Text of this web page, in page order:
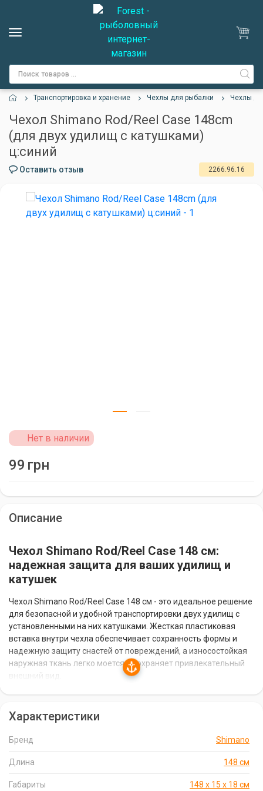
Транспортировка и хранение Чехлы для рыбалки Чехлы
Чехол Shimano Rod/Reel Case 148cm
(для двух удилищ с катушками)
ц:синий
Оставить отзыв 2266.96.16
Нет в наличии
99 грн
Описание
Чехол Shimano Rod/Reel Case 148 см:
надежная защита для ваших удилищ и
катушек
Чехол Shimano Rod/Reel Case 148 см - это идеальное решение
для безопасной и удобной транспортировки двух удилищ с
установленными на них катушками. Жесткая пластиковая
вставка внутри чехла обеспечивает сохранность формы и
надежную защиту снастей от повреждений, а износостойкая
наружная ткань легко моется и сохраняет привлекательный
внешний вид.
см:
Вместимость: до 2-х удилищ с катушками
Жесткая пластиковая вставка для защиты снастей
Износостойкая и практичная наружная ткань
Характеристики
Бренд Shimano
Длина 148 см
Габариты 148 х 15 х 18 см